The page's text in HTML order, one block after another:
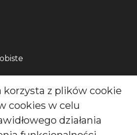
200 Bystrzyca, Polska
korzysta z plików cookie
cookies w celu
działania